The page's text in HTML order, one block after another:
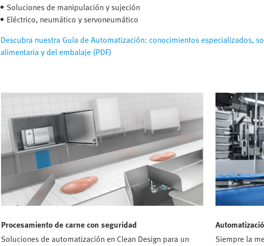
Soluciones de manipulación y sujeción
Eléctrico, neumático y servoneumático
Descubra nuestra Guía de Automatización: conocimientos especializados,
alimentaria y del embalaje (PDF)
Procesamiento de carne con seguridad
Soluciones de automatización en Clean Design para un
Siempre la